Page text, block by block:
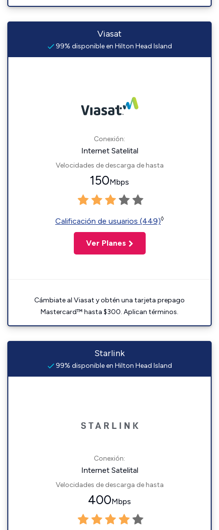
Viasat
99% disponible en Hilton Head Island
Conexión:
Internet Satelital
Velocidades de descarga de hasta
150Mbps
Calificación de usuarios (449)◊
Ver Planes
Cámbiate al Viasat y obtén una tarjeta prepago
Mastercard™ hasta $300. Aplican términos.
Starlink
99% disponible en Hilton Head Island
Conexión:
Internet Satelital
Velocidades de descarga de hasta
400Mbps